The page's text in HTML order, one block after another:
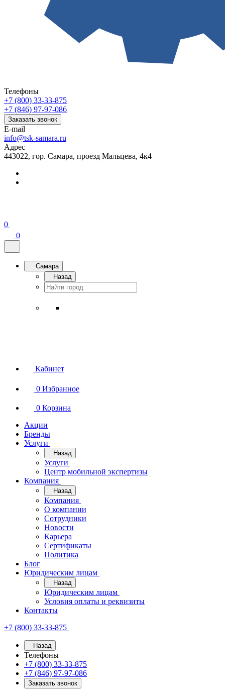
Телефоны
+7 (800) 33-33-875
+7 (846) 97-97-086
Заказать звонок
E-mail
info@tsk-samara.ru
Адрес
443022, гор. Самара, проезд Мальцева, 4к4
0
0
Самара
Назад
Кабинет
0 Избранное
0 Корзина
Акции
Бренды
Услуги
Назад
Услуги
Центр мобильной экспертизы
Компания
Назад
Компания
О компании
Сотрудники
Новости
Карьера
Сертификаты
Политика
Блог
Юридическим лицам
Назад
Юридическим лицам
Условия оплаты и реквизиты
Контакты
+7 (800) 33-33-875
Назад
Телефоны
+7 (800) 33-33-875
+7 (846) 97-97-086
Заказать звонок